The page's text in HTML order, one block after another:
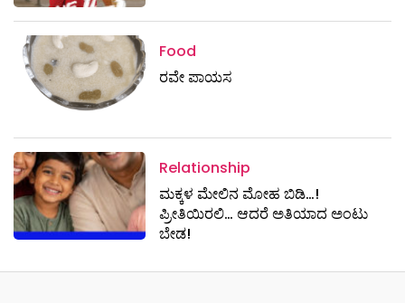
Food
ರವೇ ಪಾಯಸ
Relationship
ಮಕ್ಕಳ ಮೇಲಿನ ಮೋಹ ಬಿಡಿ…!
ಪ್ರೀತಿಯಿರಲಿ… ಆದರೆ ಅತಿಯಾದ ಅಂಟು
ಬೇಡ!